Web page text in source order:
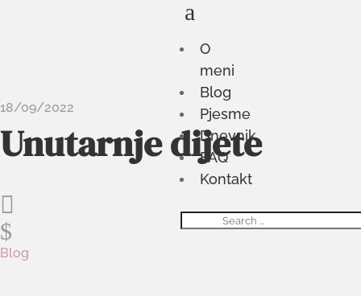
O
meni
Blog
Pjesme
Dnevnik
FAQ
Kontakt
a
18/09/2022
Unutarnje dijete

$
Blog